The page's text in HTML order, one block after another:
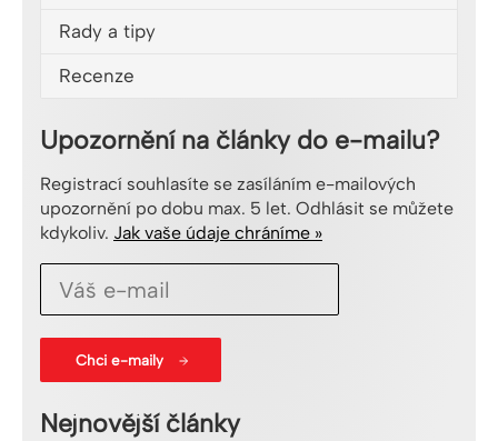
Rady a tipy
Recenze
Upozornění na články do e-mailu?
Registrací souhlasíte se zasíláním e-mailových
upozornění po dobu max. 5 let. Odhlásit se můžete
kdykoliv. Jak vaše údaje chráníme »
Nejnovější články